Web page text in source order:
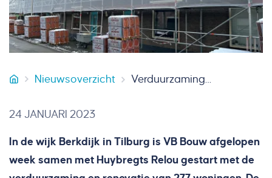
VB Bouw
Nieuwsoverzicht Verduurzaming 277 woningen met VB GO in Tilburg van start
24 JANUARI 2023
In de wijk Berkdijk in Tilburg is VB Bouw afgelopen
week samen met Huybregts Relou gestart met de